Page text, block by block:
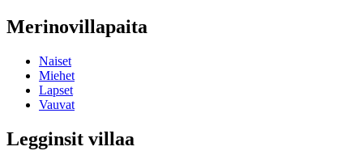
Merinovillapaita
Naiset
Miehet
Lapset
Vauvat
Legginsit villaa